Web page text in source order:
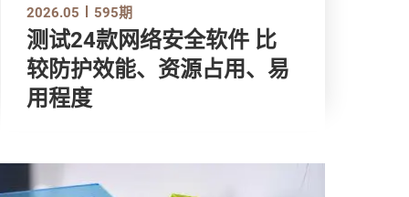
2026.05 595期
测试24款网络安全软件 比
较防护效能、资源占用、易
用程度